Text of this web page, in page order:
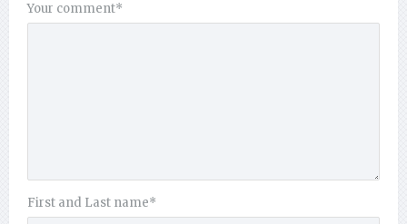
Your comment*
First and Last name*